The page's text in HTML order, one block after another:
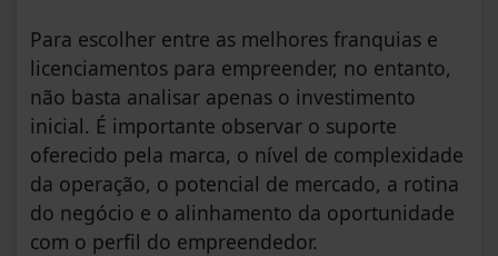
Para escolher entre as melhores franquias e
licenciamentos para empreender, no entanto,
não basta analisar apenas o investimento
inicial. É importante observar o suporte
oferecido pela marca, o nível de complexidade
da operação, o potencial de mercado, a rotina
do negócio e o alinhamento da oportunidade
com o perfil do empreendedor.